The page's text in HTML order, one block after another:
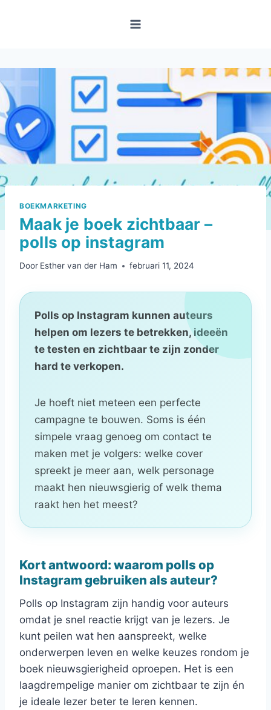
BOEKMARKETING
Maak je boek zichtbaar –
polls op instagram
Door Esther van der Ham februari 11, 2024
Polls op Instagram kunnen auteurs
helpen om lezers te betrekken, ideeën
te testen en zichtbaar te zijn zonder
hard te verkopen.
Je hoeft niet meteen een perfecte
campagne te bouwen. Soms is één
simpele vraag genoeg om contact te
maken met je volgers: welke cover
spreekt je meer aan, welk personage
maakt hen nieuwsgierig of welk thema
raakt hen het meest?
Kort antwoord: waarom polls op
Instagram gebruiken als auteur?
Polls op Instagram zijn handig voor auteurs
omdat je snel reactie krijgt van je lezers. Je
kunt peilen wat hen aanspreekt, welke
onderwerpen leven en welke keuzes rondom je
boek nieuwsgierigheid oproepen. Het is een
laagdrempelige manier om zichtbaar te zijn én
je ideale lezer beter te leren kennen.